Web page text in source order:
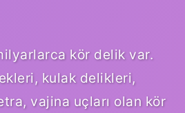
kör delik var.
kulak delikleri,
vajina uçları olan kör